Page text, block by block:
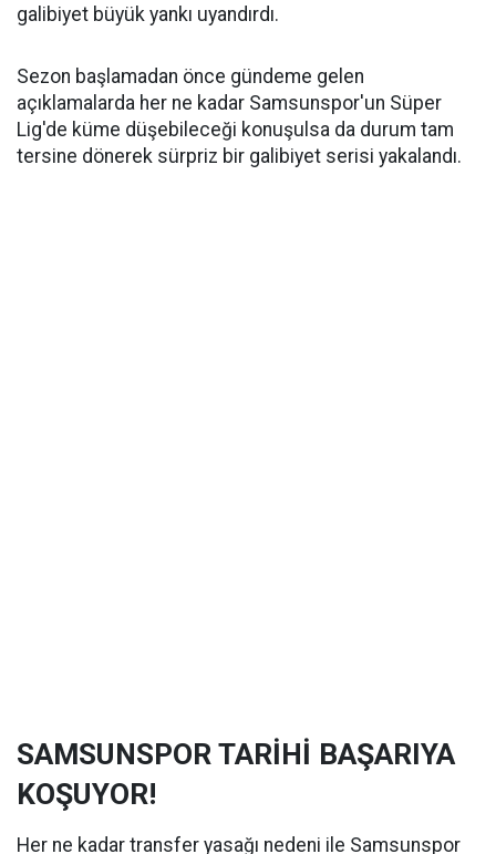
galibiyet büyük yankı uyandırdı.
Sezon başlamadan önce gündeme gelen
açıklamalarda her ne kadar Samsunspor'un Süper
Lig'de küme düşebileceği konuşulsa da durum tam
tersine dönerek sürpriz bir galibiyet serisi yakalandı.
SAMSUNSPOR TARİHİ BAŞARIYA
KOŞUYOR!
Her ne kadar transfer yasağı nedeni ile Samsunspor